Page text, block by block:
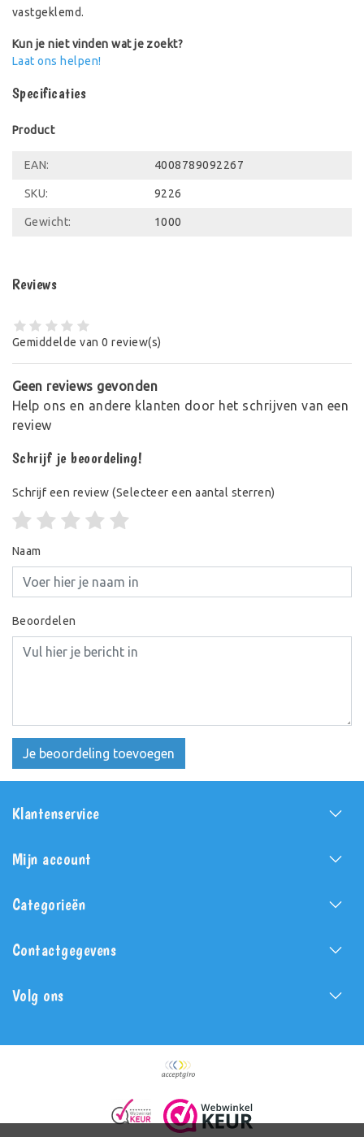
vastgeklemd.
Kun je niet vinden wat je zoekt?
Laat ons helpen!
Specificaties
Product
EAN: 4008789092267
SKU: 9226
Gewicht: 1000
Reviews
Gemiddelde van 0 review(s)
Geen reviews gevonden
Help ons en andere klanten door het schrijven van een
review
Schrijf je beoordeling!
Schrijf een review (Selecteer een aantal sterren)
Naam
Beoordelen
Je beoordeling toevoegen
Klantenservice
Mijn account
Categorieën
Contactgegevens
Volg ons